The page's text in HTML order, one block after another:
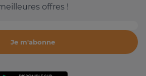
offres !
Je m'abonne